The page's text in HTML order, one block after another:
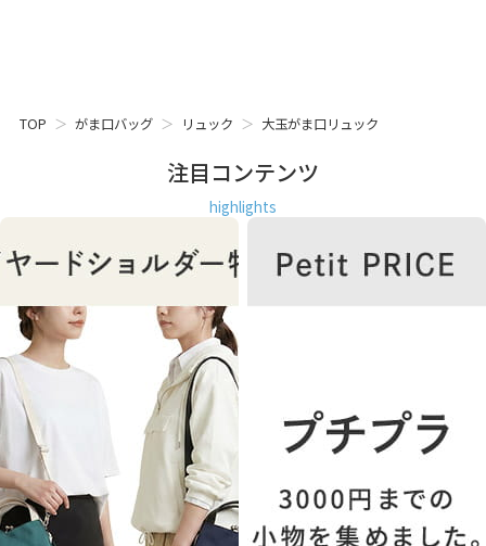
TOP がま口バッグ リュック 大玉がま口リュック
注目コンテンツ
highlights